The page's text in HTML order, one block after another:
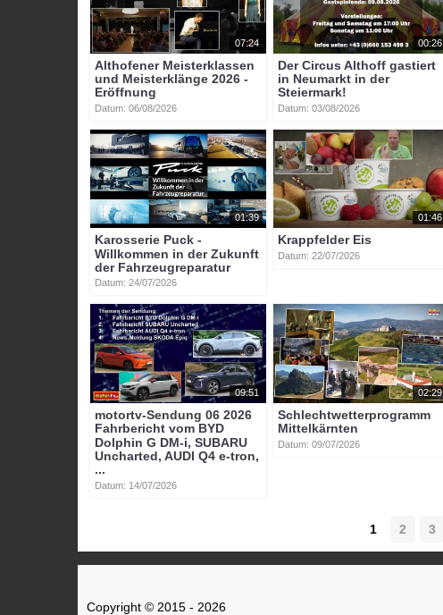
07:24
Althofener Meisterklassen
und Meisterklänge 2026 -
Eröffnung
Datum: 06/08/2026
00:26
Der Circus Althoff gastiert
in Neumarkt in der
Steiermark!
Datum: 03/08/2026
01:39
Karosserie Puck -
Willkommen in der Zukunft
der Fahrzeugreparatur
Datum: 24/07/2026
01:46
Krappfelder Eis
Datum: 22/07/2026
09:51
motortv-Sendung 06 2026
Fahrbericht vom BYD
Dolphin G DM-i, SUBARU
Uncharted, AUDI Q4 e-tron,
...
Datum: 14/07/2026
02:29
Schlechtwetterprogramm
Mittelkärnten
Datum: 09/07/2026
1 2 3
Copyright © 2015 - 2026